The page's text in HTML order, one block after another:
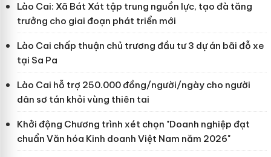
Lào Cai: Xã Bát Xát tập trung nguồn lực, tạo đà tăng
trưởng cho giai đoạn phát triển mới
Lào Cai chấp thuận chủ trương đầu tư 3 dự án bãi đỗ xe
tại Sa Pa
Lào Cai hỗ trợ 250.000 đồng/người/ngày cho người
dân sơ tán khỏi vùng thiên tai
Khởi động Chương trình xét chọn "Doanh nghiệp đạt
chuẩn Văn hóa Kinh doanh Việt Nam năm 2026"